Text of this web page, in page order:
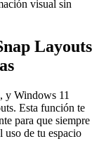
visual sin
Layouts
y Windows 11
Esta función te
para que siempre
uso de tu espacio